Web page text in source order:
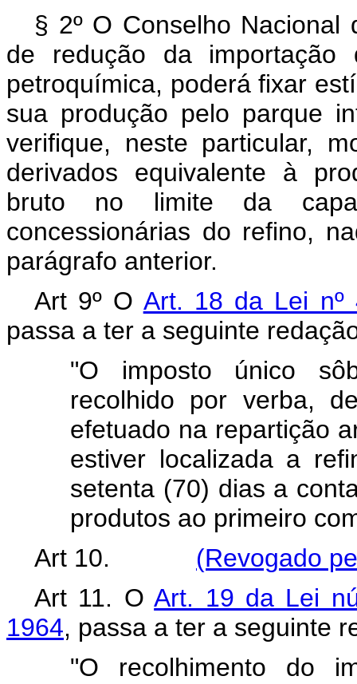
§ 2º O Conselho Nacional
de redução da importação
petroquímica, poderá fixar
sua produção pelo parque
verifique, neste particular,
derivados equivalente à
bruto no limite da
concessionárias do refino,
parágrafo anterior.
Art 9º O Art. 18 da Lei nº
passa a ter a seguinte
"O imposto único
recolhido por verba,
efetuado na repartição
estiver localizada a
setenta (70) dias a
produtos ao primeiro
Art 10. (Revogado
Art 11. OArt. 19 da Lei
1964, passa a ter a seguinte
"O recolhimento do